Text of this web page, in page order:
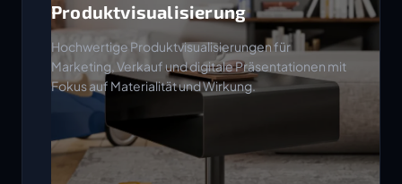
Produktvisualisierung
Hochwertige Produktvisualisierungen für
Marketing, Verkauf und digitale Präsentationen mit
Fokus auf Materialität und Wirkung.